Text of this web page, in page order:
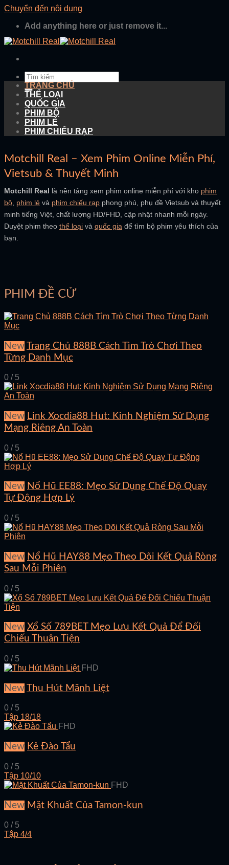
Chuyển đến nội dung
Add anything here or just remove it...
TRANG CHỦ
THỂ LOẠI
QUỐC GIA
PHIM BỘ
PHIM LẺ
PHIM CHIẾU RẠP
Motchill Real – Xem Phim Online Miễn Phí,
Vietsub & Thuyết Minh
Motchill Real là nền tảng xem phim online miễn phí với kho phim
bộ phim lẻ và phim chiếu rạp phong phú, phụ đề Vietsub và thuyết
minh tiếng Việt, chất lượng HD/FHD, cập nhật nhanh mỗi ngày.
Duyệt phim theo thể loại và quốc gia để tìm bộ phim yêu thích của
bạn.
PHIM ĐỀ CỬ
New Trang Chủ 888B Cách Tìm Trò Chơi Theo
Từng Danh Mục
0 / 5
New Link Xocdia88 Hut: Kinh Nghiệm Sử Dụng
Mạng Riêng An Toàn
0 / 5
New Nổ Hũ EE88: Mẹo Sử Dụng Chế Độ Quay
Tự Động Hợp Lý
0 / 5
New Nổ Hũ HAY88 Mẹo Theo Dõi Kết Quả Ròng
Sau Mỗi Phiên
0 / 5
New Xổ Số 789BET Mẹo Lưu Kết Quả Để Đối
Chiếu Thuận Tiện
0 / 5
FHD
New Thu Hút Mãnh Liệt
0 / 5
Tập 18/18
FHD
New Kẻ Đào Tẩu
0 / 5
Tập 10/10
FHD
New Mặt Khuất Của Tamon-kun
0 / 5
Tập 4/4